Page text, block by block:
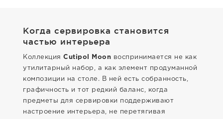
Когда сервировка становится
частью интерьера
Коллекция Cutipol Moon воспринимается не как
утилитарный набор, а как элемент продуманной
композиции на столе. В ней есть собранность,
графичность и тот редкий баланс, когда
предметы для сервировки поддерживают
настроение интерьера, не перетягивая